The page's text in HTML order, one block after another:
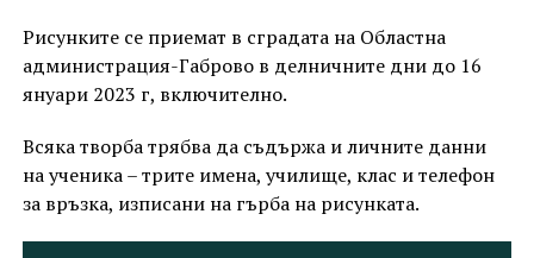
Рисунките се приемат в сградата на Областна
администрация-Габрово в делничните дни до 16
януари 2023 г, включително.
Всяка творба трябва да съдържа и личните данни
на ученика – трите имена, училище, клас и телефон
за връзка, изписани на гърба на рисунката.